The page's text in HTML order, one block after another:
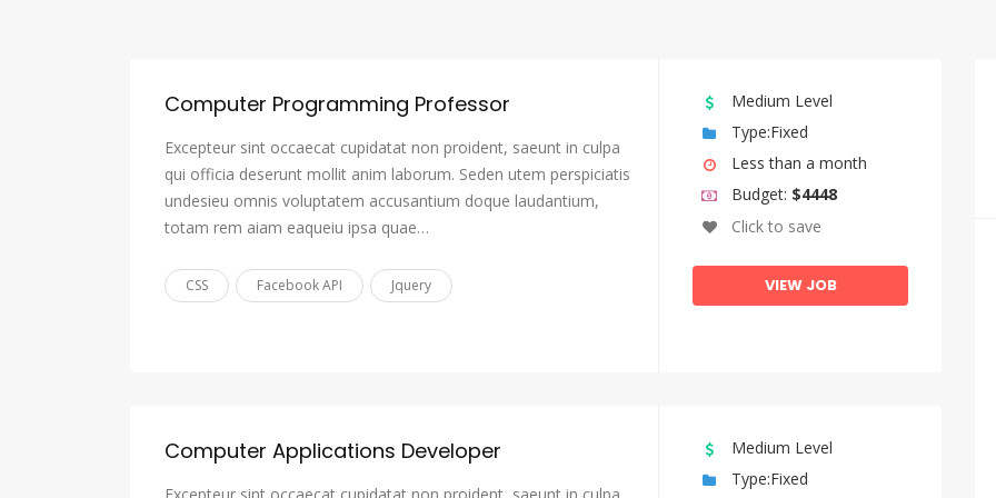
Computer Programming Professor
Excepteur sint occaecat cupidatat non proident, saeunt in culpa
qui officia deserunt mollit anim laborum. Seden utem perspiciatis
undesieu omnis voluptatem accusantium doque laudantium,
totam rem aiam eaqueiu ipsa quae…
CSS Facebook API Jquery
Medium Level
Type:Fixed
Less than a month
Budget: $4448
Click to save
VIEW JOB
Computer Applications Developer
Medium Level
Type:Fixed